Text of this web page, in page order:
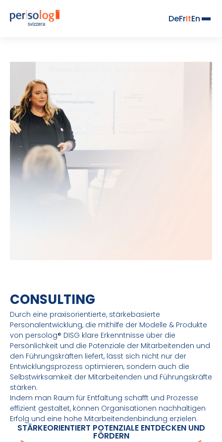
DeFrItEn
CONSULTING
Durch eine praxisorientierte, stärkebasierte
Personalentwicklung, die mithilfe der Modelle & Produkte
von persolog® DISG klare Erkenntnisse über die
Persönlichkeit und die Potenziale der Mitarbeitenden und
den Führungskräften liefert, lässt sich nicht nur der
Entwicklungsprozess optimieren, sondern auch die
Selbstwirksamkeit der Mitarbeitenden und Führungskräfte
stärken.
Indem man Raum für Entfaltung schafft und Prozesse
effizient gestaltet, können Organisationen nachhaltigen
Erfolg und eine hohe Mitarbeitendenbindung erzielen.
STÄRKEORIENTIERT POTENZIALE ENTDECKEN UND
FÖRDERN